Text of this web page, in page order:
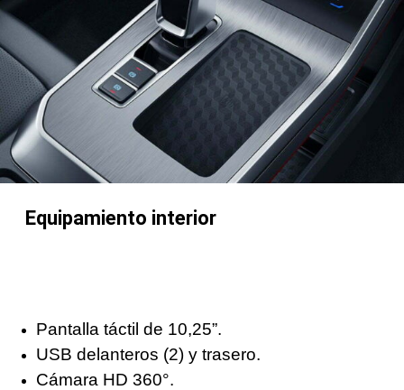
Equipamiento interior
Pantalla táctil de 10,25”.
USB delanteros (2) y trasero.
Cámara HD 360°.